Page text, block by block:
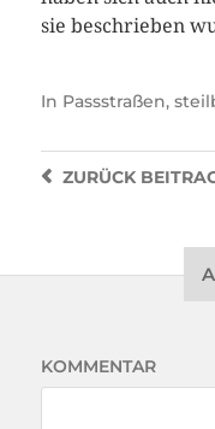
sie beschrieben
In Passstraßen,
ZURÜCK
KOMMENTAR